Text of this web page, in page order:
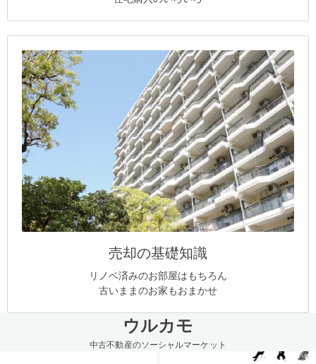
売却の基礎知識
リノベ済みのお部屋はもちろん
古いままのお家もおまかせ
ウルカモ
中古不動産のソーシャルマーケット